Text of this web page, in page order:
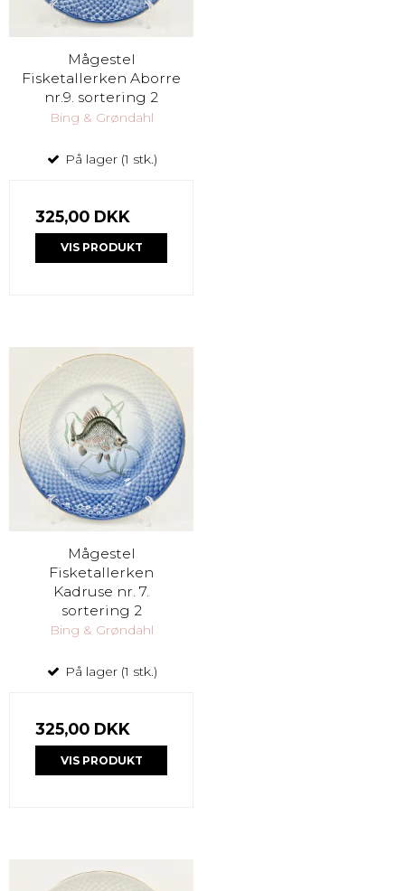
Mågestel
Fisketallerken Aborre
nr.9. sortering 2
Bing & Grøndahl
På lager (1 stk.)
325,00 DKK
VIS PRODUKT
Mågestel
Fisketallerken
Kadruse nr. 7.
sortering 2
Bing & Grøndahl
På lager (1 stk.)
325,00 DKK
VIS PRODUKT